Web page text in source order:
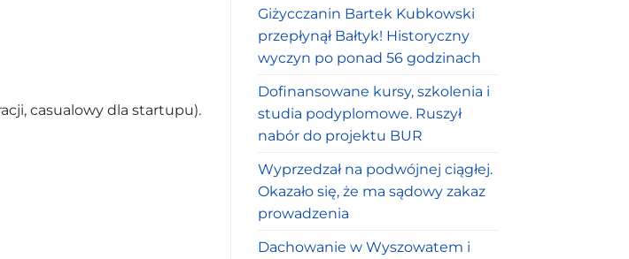
casualowy dla startupu).
Giżycczanin Bartek Kubkowski
przepłynął Bałtyk! Historyczny
wyczyn po ponad 56 godzinach
Dofinansowane kursy, szkolenia i
studia podyplomowe. Ruszył
nabór do projektu BUR
Wyprzedzał na podwójnej ciągłej.
Okazało się, że ma sądowy zakaz
prowadzenia
Dachowanie w Wyszowatem i